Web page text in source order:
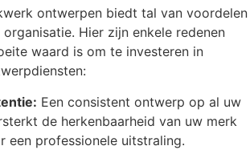
ontwerpen biedt tal van voordelen
Hier zijn enkele redenen
waard is om te investeren in
Een consistent ontwerp op al uw
de herkenbaarheid van uw merk
een professionele uitstraling.